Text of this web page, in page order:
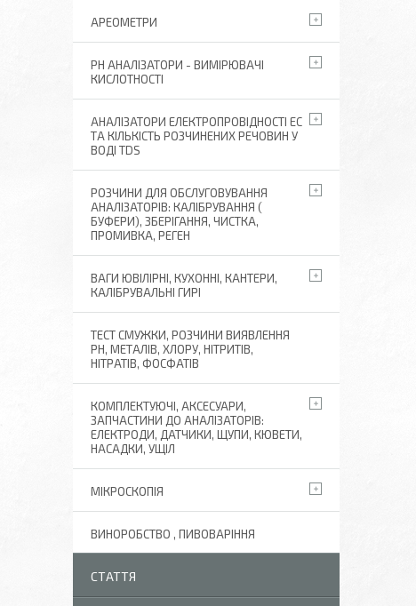
АРЕОМЕТРИ
РН АНАЛІЗАТОРИ - ВИМІРЮВАЧІ
КИСЛОТНОСТІ
АНАЛІЗАТОРИ ЕЛЕКТРОПРОВІДНОСТІ EC
ТА КІЛЬКІСТЬ РОЗЧИНЕНИХ РЕЧОВИН У
ВОДІ TDS
РОЗЧИНИ ДЛЯ ОБСЛУГОВУВАННЯ
АНАЛІЗАТОРІВ: КАЛІБРУВАННЯ (
БУФЕРИ), ЗБЕРІГАННЯ, ЧИСТКА,
ПРОМИВКА, РЕГЕН
ВАГИ ЮВІЛІРНІ, КУХОННІ, КАНТЕРИ,
КАЛІБРУВАЛЬНІ ГИРІ
ТЕСТ СМУЖКИ, РОЗЧИНИ ВИЯВЛЕННЯ
РН, МЕТАЛІВ, ХЛОРУ, НІТРИТІВ,
НІТРАТІВ, ФОСФАТІВ
КОМПЛЕКТУЮЧІ, АКСЕСУАРИ,
ЗАПЧАСТИНИ ДО АНАЛІЗАТОРІВ:
ЕЛЕКТРОДИ, ДАТЧИКИ, ЩУПИ, КЮВЕТИ,
НАСАДКИ, УЩІЛ
МІКРОСКОПІЯ
ВИНОРОБСТВО , ПИВОВАРІННЯ
СТАТТЯ